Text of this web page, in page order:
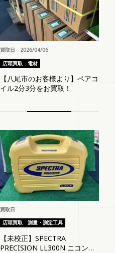
買取日 2026/04/06
店頭買取
電材
【八尾市のお客様より】ペアコ
イル2分3分をお買取！
買取日
店頭買取
測量・測定工具
【未校正】SPECTRA
PRECISION LL300N ニコン・